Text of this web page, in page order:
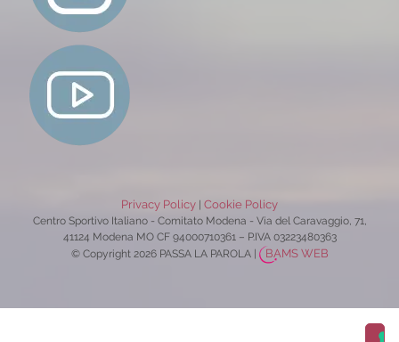
Privacy Policy Cookie Policy
Centro Sportivo Italiano - Comitato Modena - Via del Caravaggio, 71,
41124 Modena MO CF 94000710361 – P.IVA 03223480363
© Copyright 2026 PASSA LA PAROLA
BAMS WEB